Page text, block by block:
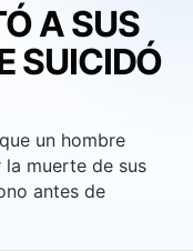
A SUS
SUICIDÓ
un hombre
muerte de sus
antes de